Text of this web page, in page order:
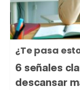
¿Te pasa
6 señales
descansar